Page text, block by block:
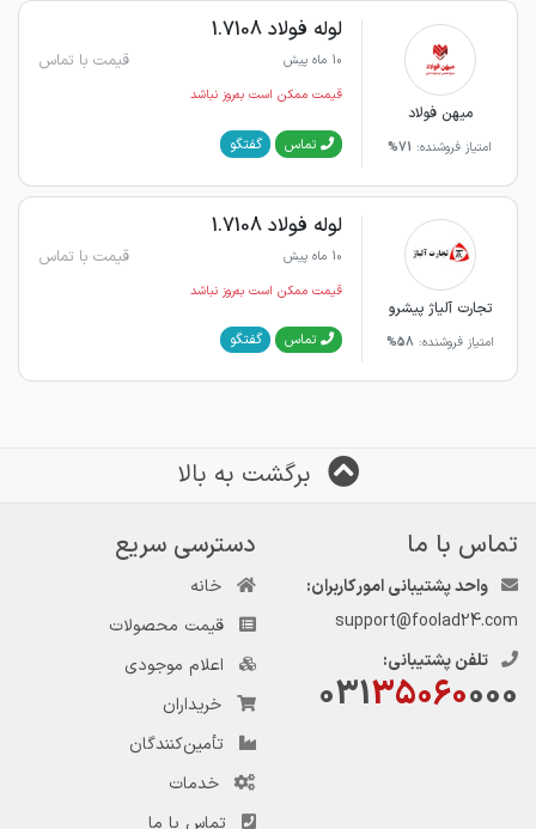
میهن فولاد
امتیاز فروشنده: 71%
لوله فولاد 1.7108
10 ماه پیش قیمت با تماس
قیمت ممکن است به‌روز نباشد
تماس گفتگو
تجارت آلیاژ پیشرو
امتیاز فروشنده: 58%
لوله فولاد 1.7108
10 ماه پیش قیمت با تماس
قیمت ممکن است به‌روز نباشد
تماس گفتگو
برگشت به بالا
تماس با ما
واحد پشتیبانی امور کاربران:
support@foolad24.com
تلفن پشتیبانی:
03135060000
دسترسی سریع
خانه
قیمت محصولات
اعلام موجودی
خریداران
تأمین‌کنندگان
خدمات
تماس با ما